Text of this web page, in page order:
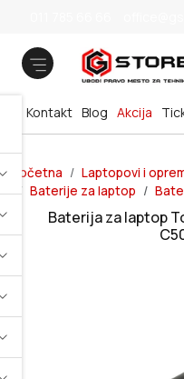
Blog Akcija
Kontakt
Početna Laptopovi i
Baterije za laptop
Baterija za laptop